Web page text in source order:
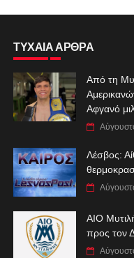
ΤΥΧΑΙΑ ΑΡΘΡΑ
Από τη
Αφγανό
Λέσβος:
ΑIO
προς τον